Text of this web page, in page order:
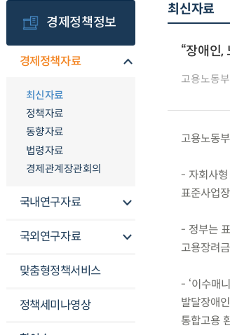
경제정책정보
경제정책자료
최신자료
정책자료
동향자료
법령자료
경제관계장관회의
국내연구자료
국외연구자료
맞춤형정책서비스
정책세미나영상
최신자료
“장애인,
고용노동
고용노동
- 자회사형
표준사업
- 정부는
고용장려
- ‘이수매
발달장애
통합고용